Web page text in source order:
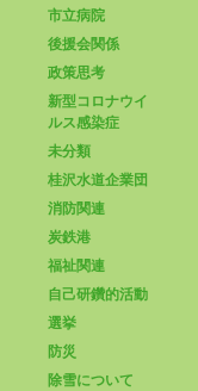
市立病院
後援会関係
政策思考
新型コロナウイ
ルス感染症
未分類
桂沢水道企業団
消防関連
炭鉄港
福祉関連
自己研鑽的活動
選挙
防災
除雪について